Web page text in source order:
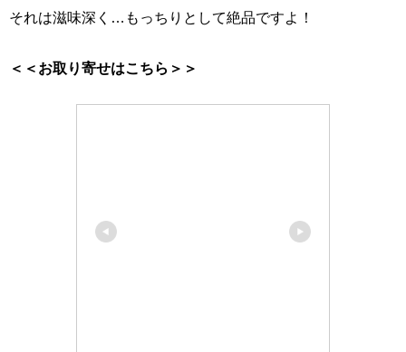
それは滋味深く…もっちりとして絶品ですよ！
＜＜お取り寄せはこちら＞＞